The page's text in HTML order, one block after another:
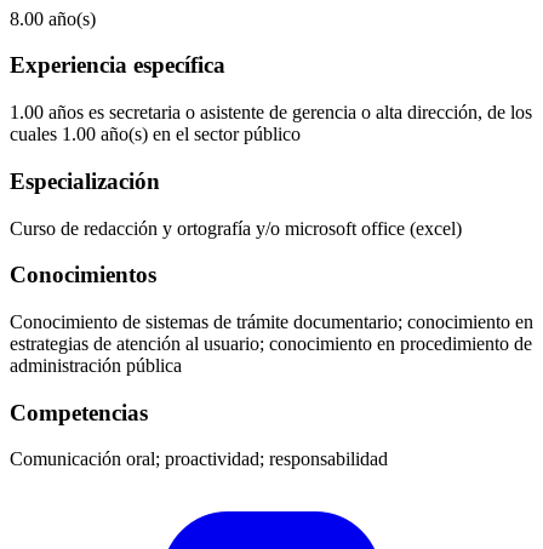
8.00 año(s)
Experiencia específica
1.00 años es secretaria o asistente de gerencia o alta dirección, de los
cuales 1.00 año(s) en el sector público
Especialización
Curso de redacción y ortografía y/o microsoft office (excel)
Conocimientos
Conocimiento de sistemas de trámite documentario; conocimiento en
estrategias de atención al usuario; conocimiento en procedimiento de
administración pública
Competencias
Comunicación oral; proactividad; responsabilidad